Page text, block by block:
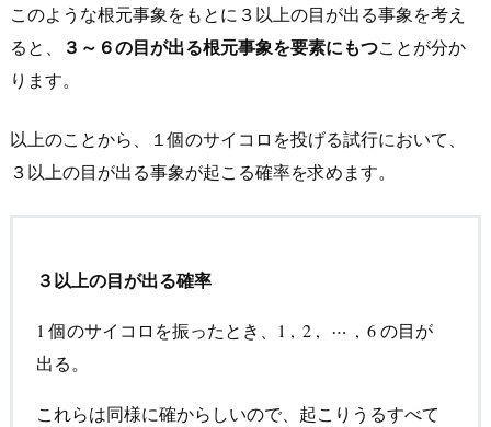
２
の
別
4.
R
m
m
d
このような根元事象をもとに３以上の目が出る事象を考え
ると、
３～６の目が出る根元事象を要素にもつことが分か
ります。
以上のことから、１個のサイコロを投げる試行において、
３以上の目が出る事象が起こる確率を求めます。
３以上の目が出る確率
11 個のサイコロを振ったとき、 1 , 2 , ⋯ , 6
1 , 2 , ⋯ 6
の目が
出る。
これらは同様に確からしいので、起こりうるすべて